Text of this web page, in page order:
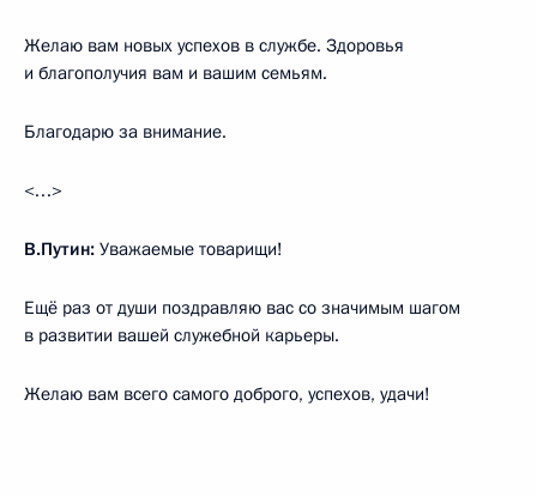
Желаю вам новых успехов в службе. Здоровья
и благополучия вам и вашим семьям.
Благодарю за внимание.
<…>
В.Путин: Уважаемые товарищи!
Ещё раз от души поздравляю вас со значимым шагом
в развитии вашей служебной карьеры.
Желаю вам всего самого доброго, успехов, удачи!